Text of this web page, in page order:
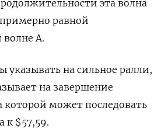
эта волна
равной
А.
указывать на сильное ралли,
на завершение
которой может последовать
к $57,59.